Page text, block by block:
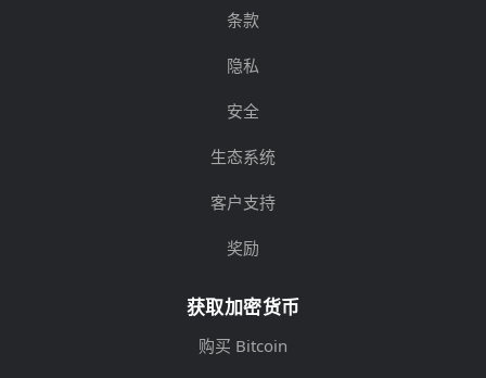
条款
隐私
安全
生态系统
客户支持
奖励
获取加密货币
购买 Bitcoin